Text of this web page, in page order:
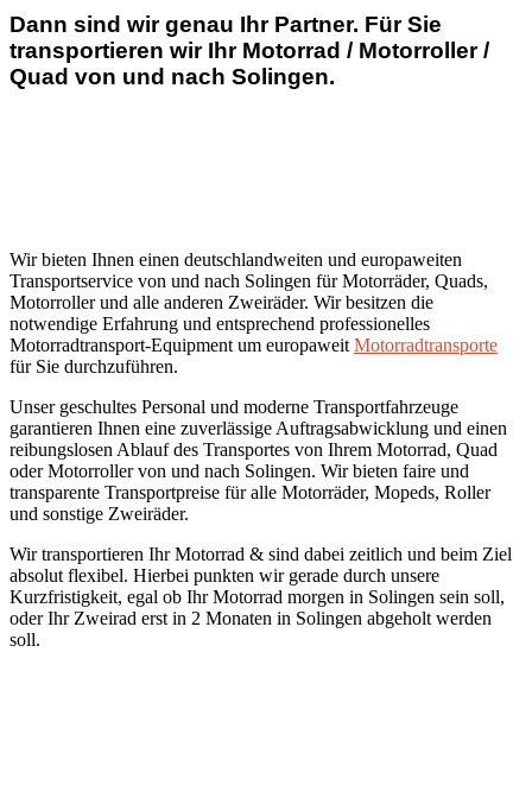
Dann sind wir genau Ihr Partner. Für Sie
transportieren wir Ihr Motorrad / Motorroller /
Quad von und nach Solingen.
Wir bieten Ihnen einen deutschlandweiten und europaweiten
Transportservice von und nach Solingen für Motorräder, Quads,
Motorroller und alle anderen Zweiräder. Wir besitzen die
notwendige Erfahrung und entsprechend professionelles
Motorradtransport-Equipment um europaweit Motorradtransporte
für Sie durchzuführen.
Unser geschultes Personal und moderne Transportfahrzeuge
garantieren Ihnen eine zuverlässige Auftragsabwicklung und einen
reibungslosen Ablauf des Transportes von Ihrem Motorrad, Quad
oder Motorroller von und nach Solingen. Wir bieten faire und
transparente Transportpreise für alle Motorräder, Mopeds, Roller
und sonstige Zweiräder.
Wir transportieren Ihr Motorrad & sind dabei zeitlich und beim Ziel
absolut flexibel. Hierbei punkten wir gerade durch unsere
Kurzfristigkeit, egal ob Ihr Motorrad morgen in Solingen sein soll,
oder Ihr Zweirad erst in 2 Monaten in Solingen abgeholt werden
soll.